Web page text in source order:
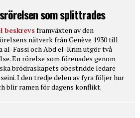
som splittrades
beskrevs framväxten av den
nätverk från Genève 1930 till
al-Fassi och Abd el-Krim utgör två
En rörelse som förenades genom
brödraskapets obestridde ledare
I den tredje delen av fyra följer hur
blir ramen för dagens konflikt.